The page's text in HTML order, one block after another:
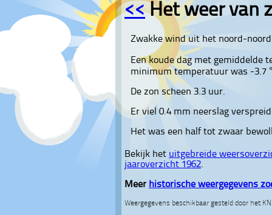
<<Het weer van
Zwakke wind uit het noord-
Een koude dag met gemiddelde
minimum temperatuur was -3.7
De zon scheen 3.3 uur.
Er viel 0.4 mm neerslag
Het was een half tot zwaar
Bekijk het uitgebreide
jaaroverzicht 1962.
Meer historische weergegevens
Weergegevens beschikbaar gesteld door het